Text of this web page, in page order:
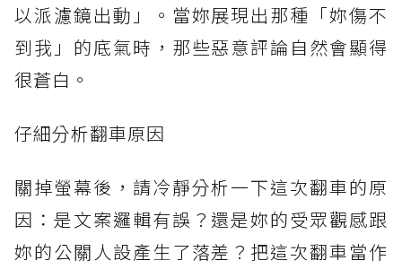
以派濾鏡出動」。當妳展現出那種「妳傷不
到我」的底氣時，那些惡意評論自然會顯得
很蒼白。
仔細分析翻車原因
關掉螢幕後，請冷靜分析一下這次翻車的原
因：是文案邏輯有誤？還是妳的受眾觀感跟
妳的公關人設產生了落差？把這次翻車當作